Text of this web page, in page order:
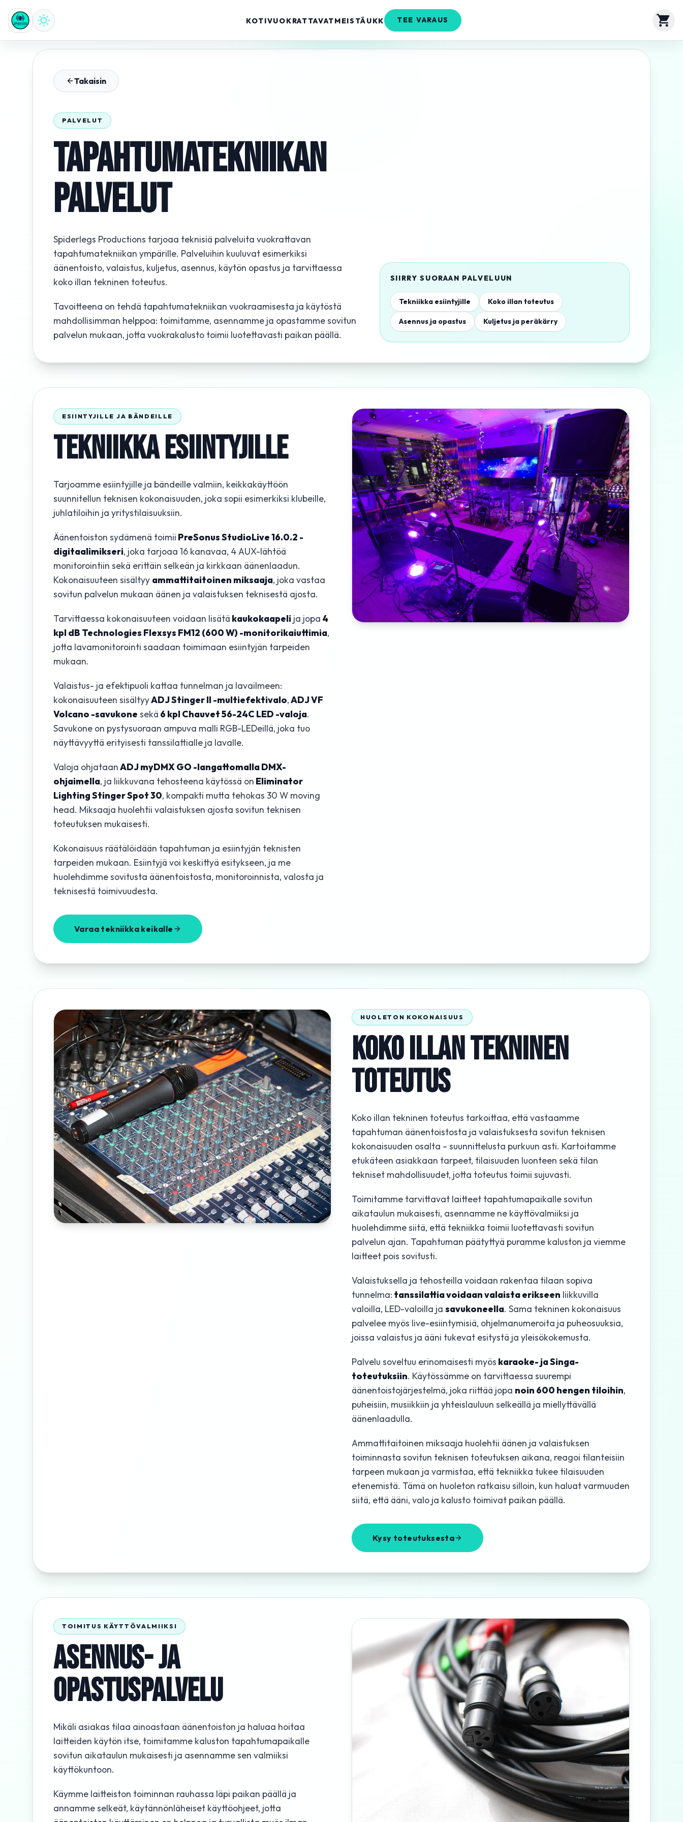
KOTIVUOKRATTAVATMEISTÄUKK TEE VARAUS
Takaisin
PALVELUT
TAPAHTUMATEKNIIKAN
PALVELUT
Spiderlegs Productions tarjoaa teknisiä palveluita vuokrattavan
tapahtumatekniikan ympärille. Palveluihin kuuluvat esimerkiksi
äänentoisto, valaistus, kuljetus, asennus, käytön opastus ja tarvittaessa
koko illan tekninen toteutus.
Tavoitteena on tehdä tapahtumatekniikan vuokraamisesta ja käytöstä
mahdollisimman helppoa: toimitamme, asennamme ja opastamme sovitun
palvelun mukaan, jotta vuokrakalusto toimii luotettavasti paikan päällä.
SIIRRY SUORAAN PALVELUUN
Tekniikka esiintyjille Koko illan toteutus
Asennus ja opastus Kuljetus ja peräkärry
ESIINTYJILLE JA BÄNDEILLE
TEKNIIKKA ESIINTYJILLE
Tarjoamme esiintyjille ja bändeille valmiin, keikkakäyttöön
suunnitellun teknisen kokonaisuuden, joka sopii esimerkiksi klubeille,
juhlatiloihin ja yritystilaisuuksiin.
Äänentoiston sydämenä toimii PreSonus StudioLive 16.0.2 -
digitaalimikseri, joka tarjoaa 16 kanavaa, 4 AUX-lähtöä
monitorointiin sekä erittäin selkeän ja kirkkaan äänenlaadun.
Kokonaisuuteen sisältyy ammattitaitoinen miksaaja, joka vastaa
sovitun palvelun mukaan äänen ja valaistuksen teknisestä ajosta.
Tarvittaessa kokonaisuuteen voidaan lisätä kaukokaapeli ja jopa 4
kpl dB Technologies Flexsys FM12 (600 W) -monitorikaiuttimia,
jotta lavamonitorointi saadaan toimimaan esiintyjän tarpeiden
mukaan.
Valaistus- ja efektipuoli kattaa tunnelman ja lavailmeen:
kokonaisuuteen sisältyyADJ Stinger II -multiefektivalo,ADJ VF
Volcano -savukone sekä 6 kpl Chauvet 56-24C LED -valoja.
Savukone on pystysuoraan ampuva malli RGB-LEDeillä, joka tuo
näyttävyyttä erityisesti tanssilattialle ja lavalle.
Valoja ohjataanADJ myDMX GO -langattomalla DMX-
ohjaimella, ja liikkuvana tehosteena käytössä on Eliminator
Lighting Stinger Spot 30, kompakti mutta tehokas 30 W moving
head. Miksaaja huolehtii valaistuksen ajosta sovitun teknisen
toteutuksen mukaisesti.
Kokonaisuus räätälöidään tapahtuman ja esiintyjän teknisten
tarpeiden mukaan. Esiintyjä voi keskittyä esitykseen, ja me
huolehdimme sovitusta äänentoistosta, monitoroinnista, valosta ja
teknisestä toimivuudesta.
Varaa tekniikka keikalle
HUOLETON KOKONAISUUS
KOKO ILLAN TEKNINEN
TOTEUTUS
Koko illan tekninen toteutus tarkoittaa, että vastaamme
tapahtuman äänentoistosta ja valaistuksesta sovitun teknisen
kokonaisuuden osalta – suunnittelusta purkuun asti. Kartoitamme
etukäteen asiakkaan tarpeet, tilaisuuden luonteen sekä tilan
tekniset mahdollisuudet, jotta toteutus toimii sujuvasti.
Toimitamme tarvittavat laitteet tapahtumapaikalle sovitun
aikataulun mukaisesti, asennamme ne käyttövalmiiksi ja
huolehdimme siitä, että tekniikka toimii luotettavasti sovitun
palvelun ajan. Tapahtuman päätyttyä puramme kaluston ja viemme
laitteet pois sovitusti.
Valaistuksella ja tehosteilla voidaan rakentaa tilaan sopiva
tunnelma: tanssilattia voidaan valaista erikseen liikkuvilla
valoilla, LED-valoilla ja savukoneella. Sama tekninen kokonaisuus
palvelee myös live-esiintymisiä, ohjelmanumeroita ja puheosuuksia,
joissa valaistus ja ääni tukevat esitystä ja yleisökokemusta.
Palvelu soveltuu erinomaisesti myös karaoke- ja Singa-
toteutuksiin. Käytössämme on tarvittaessa suurempi
äänentoistojärjestelmä, joka riittää jopa noin 600 hengen tiloihin,
puheisiin, musiikkiin ja yhteislauluun selkeällä ja miellyttävällä
äänenlaadulla.
Ammattitaitoinen miksaaja huolehtii äänen ja valaistuksen
toiminnasta sovitun teknisen toteutuksen aikana, reagoi tilanteisiin
tarpeen mukaan ja varmistaa, että tekniikka tukee tilaisuuden
etenemistä. Tämä on huoleton ratkaisu silloin, kun haluat varmuuden
siitä, että ääni, valo ja kalusto toimivat paikan päällä.
Kysy toteutuksesta
TOIMITUS KÄYTTÖVALMIIKSI
ASENNUS- JA
OPASTUSPALVELU
Mikäli asiakas tilaa ainoastaan äänentoiston ja haluaa hoitaa
laitteiden käytön itse, toimitamme kaluston tapahtumapaikalle
sovitun aikataulun mukaisesti ja asennamme sen valmiiksi
käyttökuntoon.
Käymme laitteiston toiminnan rauhassa läpi paikan päällä ja
annamme selkeät, käytännönläheiset käyttöohjeet, jotta